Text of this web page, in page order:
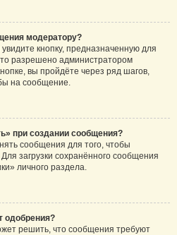
модератору?
кнопку, предназначенную для
разрешено администратором
вы пройдёте через ряд шагов,
на сообщение.
при создании сообщения?
сообщения для того, чтобы
загрузки сохранённого сообщения
личного раздела.
одобрения?
решить, что сообщения требуют